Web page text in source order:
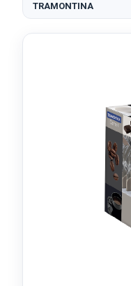
TRAMONTINA